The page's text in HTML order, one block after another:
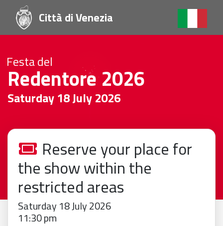
Città di Venezia
Festa del
Redentore 2026
Saturday 18 July 2026
Reserve your place for
the show within the
restricted areas
Saturday 18 July 2026
11:30 pm